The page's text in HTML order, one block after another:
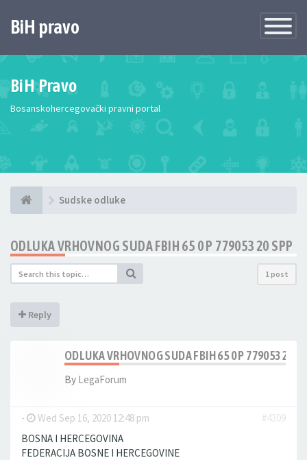
Toggle
BiH pravo
BiH Pravo
Bosanskohercegovački pravni portal
Sudske odluke
ODLUKA VRHOVNOG SUDA FBIH 65 0 P 779053 20 SPP
1 post
Reply
ODLUKA VRHOVNOG SUDA FBIH 65 0 P 779053 20
By LegaForum
- Wed Sep 16, 2020 12:48 pm
#4309
BOSNA I HERCEGOVINA
FEDERACIJA BOSNE I HERCEGOVINE